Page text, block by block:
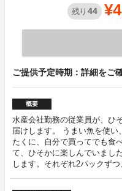
残り 44
ご提供予定時期：詳細をご
概要
水産会社勤務の従業員が、ひ
届けします。 うまい魚を使
たくに、自分で買ってでも食
て、ひそかに楽しんでいまし
します。それぞれ2パックずつ